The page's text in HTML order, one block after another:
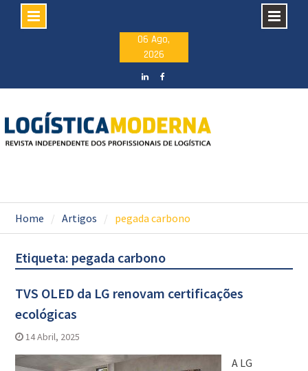
06 Ago,
2026
Home Artigos pegada carbono
Etiqueta: pegada carbono
TVS OLED da LG renovam certificações
ecológicas
14 Abril, 2025
A LG